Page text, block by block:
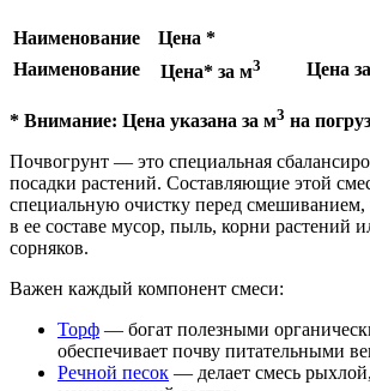
Наименование
Цена *
Наименование
Цена* за м3 Цена
* Внимание: Цена указана за м3 на
Почвогрунт — это специальная
посадки растений. Составляющие этой
специальную очистку перед
в ее составе мусор, пыль, корни растений
сорняков.
Важен каждый компонент смеси:
Торф — богат полезными
обеспечивает почву питательными
Речной песок — делает смесь